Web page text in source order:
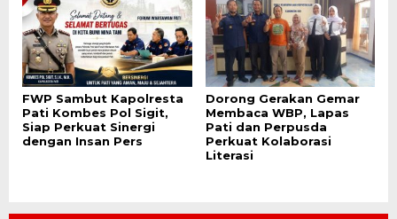
FWP Sambut Kapolresta
Pati Kombes Pol Sigit,
Siap Perkuat Sinergi
dengan Insan Pers
Dorong Gerakan Gemar
Membaca WBP, Lapas
Pati dan Perpusda
Perkuat Kolaborasi
Literasi